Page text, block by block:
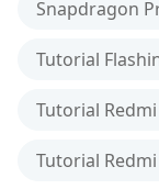
Snapdragon
Tutorial
Tutorial
Tutorial